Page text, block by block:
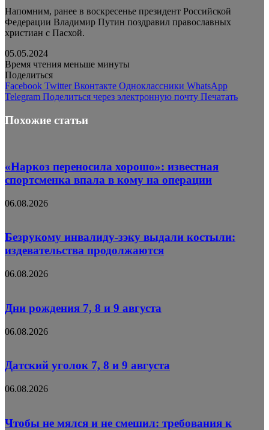
Напомним, ранее в воскресенье президент Российской
Федерации Владимир Путин поздравил православных
христиан с Пасхой.
05.05.2024
Время чтения меньше минуты
Поделиться
Facebook Twitter Вконтакте Одноклассники WhatsApp
Telegram Поделиться через электронную почту Печатать
Похожие статьи
«Наркоз переносила хорошо»: известная
спортсменка впала в кому на операции
06.08.2026
Безрукому инвалиду-зэку выдали костыли:
издевательства продолжаются
06.08.2026
Дни рождения 7, 8 и 9 августа
06.08.2026
Датский уголок 7, 8 и 9 августа
06.08.2026
Чтобы не мялся и не смешил: требования к